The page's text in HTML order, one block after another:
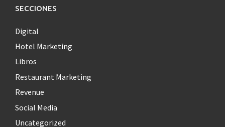
SECCIONES
Digital
Hotel Marketing
Libros
Restaurant Marketing
Revenue
Social Media
Uncategorized